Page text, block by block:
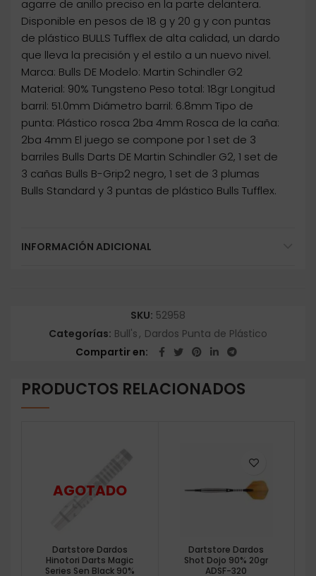
agarre de anillo preciso en la parte delantera.
Disponible en pesos de 18 g y 20 g y con puntas
de plástico BULLS Tufflex de alta calidad, un dardo
que lleva la precisión y el estilo a un nuevo nivel.
Marca: Bulls DE Modelo: Martin Schindler G2
Material: 90% Tungsteno Peso total: 18gr Longitud
barril: 51.0mm Diámetro barril: 6.8mm Tipo de
punta: Plástico rosca 2ba 4mm Rosca de la caña:
2ba 4mm El juego se compone por 1 set de 3
barriles Bulls Darts DE Martin Schindler G2, 1 set de
3 cañas Bulls B-Grip2 negro, 1 set de 3 plumas
Bulls Standard y 3 puntas de plástico Bulls Tufflex.
INFORMACIÓN ADICIONAL
SKU: 52958
Categorías: Bull's, Dardos Punta de Plástico
Compartir en
PRODUCTOS RELACIONADOS
Dartstore Dardos
Hinotori Darts Magic
Series Sen Black 90%
Dartstore Dardos
Shot Dojo 90% 20gr
ADSF-320